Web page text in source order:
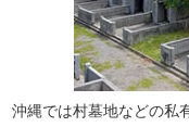
沖縄では村墓地などの私